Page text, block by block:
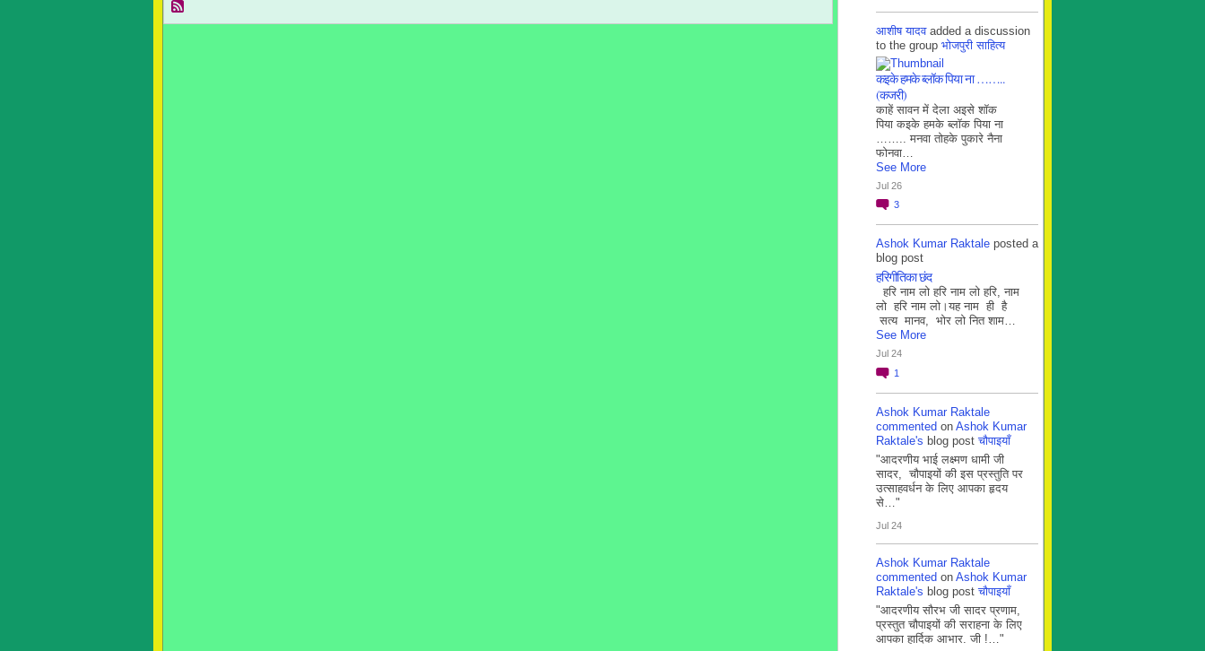
आशीष यादवadded a discussion
to the group भोजपुरी साहित्य
कइके हमके ब्लाॅक पिया ना ……..
(कजरी)
काहें सावन में देला अइसे शॉक
पिया कइके हमके ब्लाॅक पिया ना
…….. मनवा तोहके पुकारे नैना
फोनवा…
See More
Jul 26
3
Ashok Kumar Raktale posted a
blog post
हरिगीतिका छंद
हरि नाम लो हरि नाम लो हरि, नाम
लो हरि नाम लो।यह नाम ही है
सत्य मानव, भोर लो नित शाम…
See More
Jul 24
1
Ashok Kumar Raktale
commented on Ashok Kumar
Raktale's blog postचौपाइयाँ
"आदरणीय भाई लक्ष्मण धामी जी
सादर, चौपाइयों की इस प्रस्तुति पर
उत्साहवर्धन के लिए आपका हृदय
से…"
Jul 24
Ashok Kumar Raktale
commented on Ashok Kumar
Raktale's blog postचौपाइयाँ
"आदरणीय सौरभ जी सादर प्रणाम,
प्रस्तुत चौपाइयों की सराहना के लिए
आपका हार्दिक आभार. जी !…"